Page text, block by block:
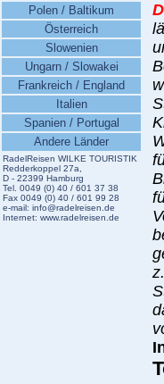
Polen / Baltikum
Österreich
Slowenien
Ungarn / Slowakei
Frankreich / England
Italien
Spanien / Portugal
Andere Länder
RadelReisen WILKE TOURISTIK
Redderkoppel 27a,
D - 22399 Hamburg
Tel. 0049 (0) 40 / 601 37 38
Fax 0049 (0) 40 / 601 99 28
e-mail: info@radelreisen.de
Internet: www.radelreisen.de